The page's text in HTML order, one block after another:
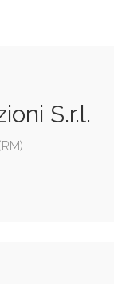
S.r.l.